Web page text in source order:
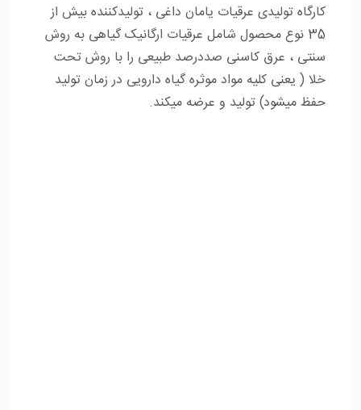
کارگاه تولیدی عرقیات یامان داغی ، تولیدکننده بیش از
35 نوع محصول شامل عرقیات ارگانیک گیاهی به روش
سنتی ، عرق کاسنی صددرصد طبیعی را با روش تحت
خلا ( یعنی کلیه مواد موثره گیاه دارویی در زمان تولید
حفظ میشود) تولید و عرضه میکند.